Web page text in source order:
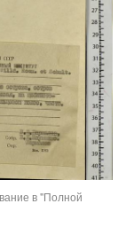
в "Полной